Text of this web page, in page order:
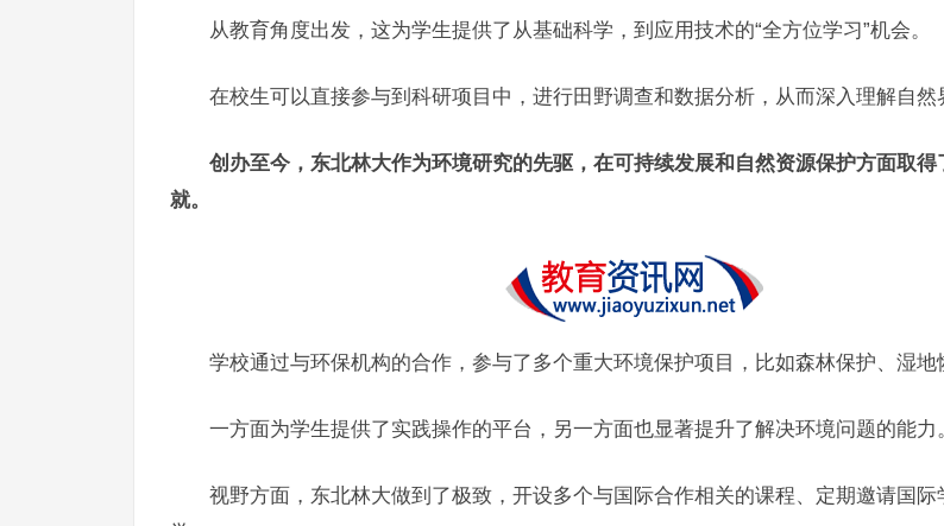
从教育角度出发，这为学生提供了从基础科学，到应用技术的“全方位学习”机会。
在校生可以直接参与到科研项目中，进行田野调查和数据分析，从而深入理解自然
创办至今，东北林大作为环境研究的先驱，在可持续发展和自然资源保护方面取得
就。
学校通过与环保机构的合作，参与了多个重大环境保护项目，比如森林保护、湿地
一方面为学生提供了实践操作的平台，另一方面也显著提升了解决环境问题的能力
视野方面，东北林大做到了极致，开设多个与国际合作相关的课程、定期邀请国际